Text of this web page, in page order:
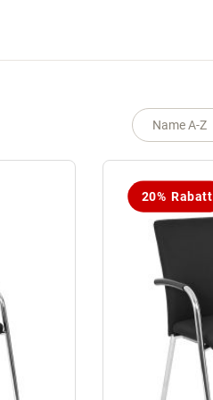
20% Rabatt